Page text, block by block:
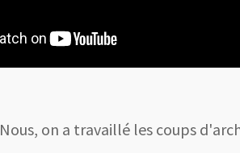
Nous, on a travaillé les coups